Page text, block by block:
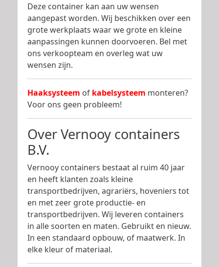
Deze container kan aan uw wensen
aangepast worden. Wij beschikken over een
grote werkplaats waar we grote en kleine
aanpassingen kunnen doorvoeren. Bel met
ons verkoopteam en overleg wat uw
wensen zijn.
Haaksysteem of kabelsysteem monteren?
Voor ons geen probleem!
Over Vernooy containers
B.V.
Vernooy containers bestaat al ruim 40 jaar
en heeft klanten zoals kleine
transportbedrijven, agrariërs, hoveniers tot
en met zeer grote productie- en
transportbedrijven. Wij leveren containers
in alle soorten en maten. Gebruikt en nieuw.
In een standaard opbouw, of maatwerk. In
elke kleur of materiaal.